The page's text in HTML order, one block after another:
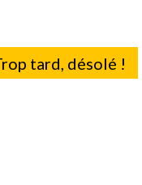
tard, désolé !